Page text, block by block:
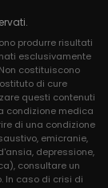
produrre risultati
esclusivamente
costituiscono
di cure
questi contenuti
condizione medica
di una condizione
emicranie,
depressione,
consultare un
In caso di crisi di